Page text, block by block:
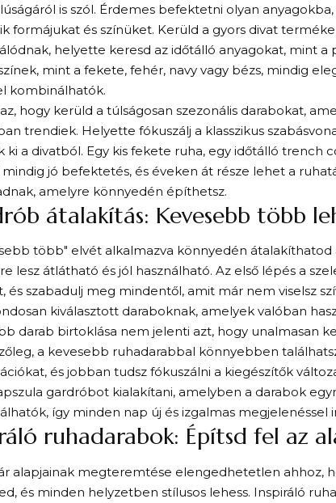
is szól. Érdemes befektetni olyan
formájukat és színüket. Kerüld a gyors divat
helyette keresd az időtálló anyagokat, mint a
mint a fekete, fehér, navy vagy bézs, mindig
kombinálhatók.
hogy kerüld a túlságosan szezonális darabokat,
trendiek. Helyette fókuszálj a klasszikus
ki a divatból. Egy kis fekete ruha, egy időtálló trench
jó befektetés, és éveken át része lehet a
amelyre könnyedén építhetsz.
átalakítás: Kevesebb több
több" elvét alkalmazva könnyedén átalakíthatod
lesz átlátható és jól használható. Az első lépés a
és szabadulj meg mindentől, amit már nem viselsz
kiválasztott daraboknak, amelyek valóban
darab birtoklása nem jelenti azt, hogy unalmasan
a kevesebb ruhadarabbal könnyebben
és jobban tudsz fókuszálni a kiegészítők
gardróbot kialakítani, amelyben a darabok
így minden nap új és izgalmas megjelenéssel
ruhadarabok: Építsd fel az
alapjainak megteremtése elengedhetetlen ahhoz,
és minden helyzetben stílusos lehess. Inspiráló